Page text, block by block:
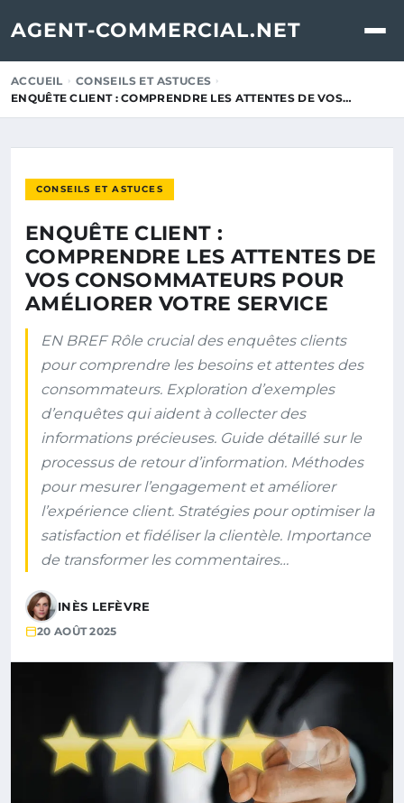
AGENT-COMMERCIAL.NET
ACCUEIL
CONSEILS ET ASTUCES
ENQUÊTE CLIENT : COMPRENDRE LES ATTENTES DE VOS…
CONSEILS ET ASTUCES
ENQUÊTE CLIENT :
COMPRENDRE LES ATTENTES DE
VOS CONSOMMATEURS POUR
AMÉLIORER VOTRE SERVICE
EN BREF Rôle crucial des enquêtes clients
pour comprendre les besoins et attentes des
consommateurs. Exploration d’exemples
d’enquêtes qui aident à collecter des
informations précieuses. Guide détaillé sur le
processus de retour d’information. Méthodes
pour mesurer l’engagement et améliorer
l’expérience client. Stratégies pour optimiser la
satisfaction et fidéliser la clientèle. Importance
de transformer les commentaires…
INÈS LEFÈVRE
20 AOÛT 2025